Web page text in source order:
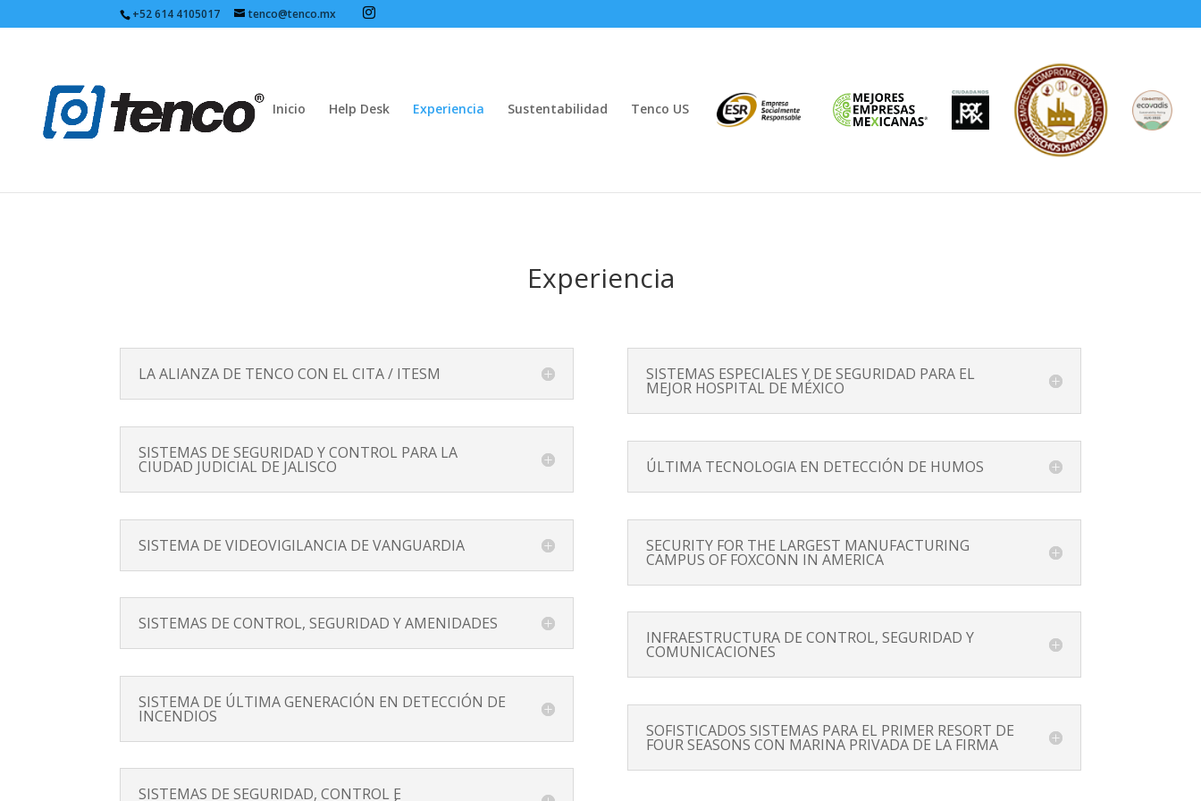
+52 614 4105017 tenco@tenco.mx
Inicio Help Desk Experiencia Sustentabilidad Tenco US
Experiencia
LA ALIANZA DE TENCO CON EL CITA / ITESM
SISTEMAS DE SEGURIDAD Y CONTROL PARA LA
CIUDAD JUDICIAL DE JALISCO
SISTEMA DE VIDEOVIGILANCIA DE VANGUARDIA
SISTEMAS DE CONTROL, SEGURIDAD Y AMENIDADES
SISTEMA DE ÚLTIMA GENERACIÓN EN DETECCIÓN DE
INCENDIOS
SISTEMAS DE SEGURIDAD, CONTROL E
SISTEMAS ESPECIALES Y DE SEGURIDAD PARA EL
MEJOR HOSPITAL DE MÉXICO
ÚLTIMA TECNOLOGIA EN DETECCIÓN DE HUMOS
SECURITY FOR THE LARGEST MANUFACTURING
CAMPUS OF FOXCONN IN AMERICA
INFRAESTRUCTURA DE CONTROL, SEGURIDAD Y
COMUNICACIONES
SOFISTICADOS SISTEMAS PARA EL PRIMER RESORT DE
FOUR SEASONS CON MARINA PRIVADA DE LA FIRMA